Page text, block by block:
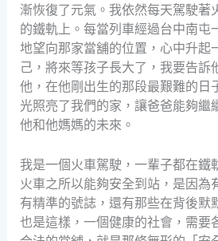
漸恢復了元氣。我依然每天駕駛著
的鐵軌上。每當列車經過台中南屯
地望向那家當舖的位置，心中升起
己，將來等孩子長大了，我要告
他，在他剛出生的那段最艱難的日
光照亮了我們的家，讓爸爸能夠繼
他和他媽媽的未來。
我是一個火車駕駛，一輩子都在鐵
火車之所以能夠安全到站，是因為
有精準的號誌，還有那些在背後默
也是這樣，一個健康的社會，需要